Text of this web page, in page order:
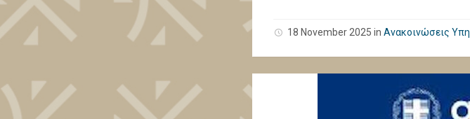
18 November 2025 in Ανακοινώσεις